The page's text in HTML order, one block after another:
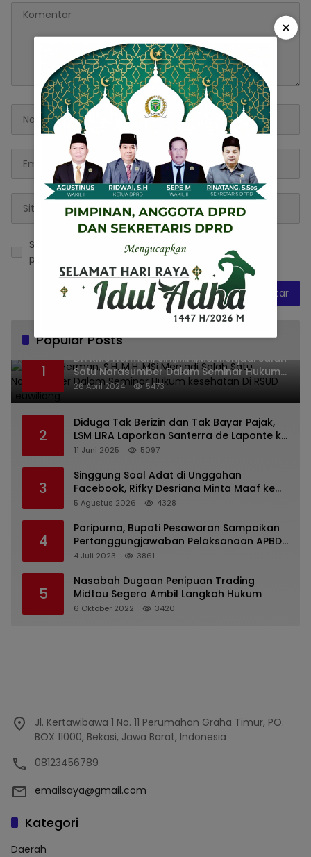
Simpan nama, email, dan situs web saya pada
peramban ini untuk komentar saya berikutnya.
Popular Posts
1
Dr. KMS Herman, S.H.,M.H.,MSi Menjadi Salah
Satu Narasumber Dalam Seminar Hukum
kesehatan Di RSUD Leuwiliang
26 April 2024 5473
2
Diduga Tak Berizin dan Tak Bayar Pajak,
LSM LIRA Laporkan Santerra de Laponte ke
Kejaksaan Kota Batu
11 Juni 2025 5097
3
Singgung Soal Adat di Unggahan
Facebook, Rifky Desriana Minta Maaf ke
PDA dan Bupati Kubar
5 Agustus 2026 4328
4
Paripurna, Bupati Pesawaran Sampaikan
Pertanggungjawaban Pelaksanaan APBD
2022
4 Juli 2023 3861
5
Nasabah Dugaan Penipuan Trading
Midtou Segera Ambil Langkah Hukum
6 Oktober 2022 3420
Jl. Kertawibawa 1 No. 11 Perumahan Graha Timur, PO.
BOX 11000, Bekasi, Jawa Barat, Indonesia
08123456789
emailsaya@gmail.com
Kategori
Daerah
×